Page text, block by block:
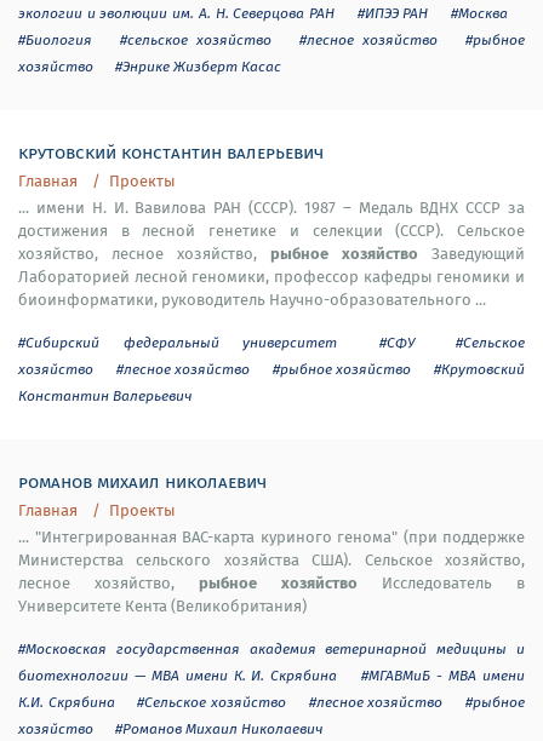
экологии и эволюции им. А. Н. Северцова РАН #ИПЭЭ РАН
#Москва
#Биология
#сельское хозяйство #лесное хозяйство
#рыбное
хозяйство
#Энрике Жизберт Касас
крутовский константин валерьевич
Главная
Проекты
... имени Н. И. Вавилова РАН (СССР). 1987 – Медаль ВДНХ СССР за
достижения в лесной генетике и селекции (СССР). Сельское
хозяйство, лесное хозяйство, рыбное хозяйство Заведующий
Лабораторией лесной геномики, профессор кафедры геномики и
биоинформатики, руководитель Научно-образовательного ...
#Сибирский федеральный университет #СФУ
#Сельское
хозяйство
#лесное хозяйство #рыбное хозяйство
#Крутовский
Константин Валерьевич
романов михаил николаевич
Главная
Проекты
... "Интегрированная BAC-карта куриного генома" (при поддержке
Министерства сельского хозяйства США). Сельское хозяйство,
лесное хозяйство, рыбное хозяйство Исследователь в
Университете Кента (Великобритания)
#Московская государственная академия ветеринарной медицины и
биотехнологии — МВА имени К. И. Скрябина
#МГАВМиБ - МВА имени
К.И. Скрябина
#Сельское хозяйство #лесное хозяйство
#рыбное
хозяйство
#Романов Михаил Николаевич